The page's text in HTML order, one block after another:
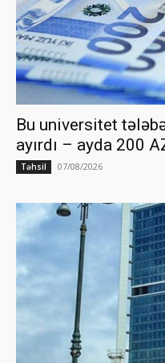
Bu universitet
ayırdı – ayda 200
Təhsil 07/08/2026